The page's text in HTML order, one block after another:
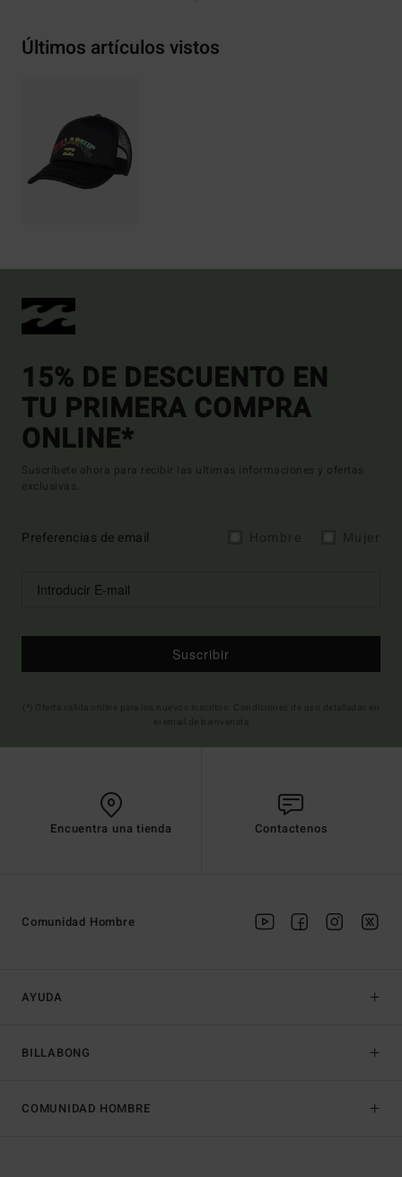
Últimos artículos vistos
15% DE DESCUENTO EN
TU PRIMERA COMPRA
ONLINE*
Suscríbete ahora para recibir las ultimas informaciones y ofertas
exclusivas.
Preferencias de email
Suscribir
Encuentra una tienda Contactenos
AYUDA
BILLABONG
Comunidad Hombre
COMUNIDAD HOMBRE